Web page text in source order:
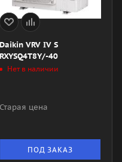
Daikin VRV IV S
RXYSQ4T8Y/-40
Нет в наличии
Старая цена
ПОД ЗАКАЗ